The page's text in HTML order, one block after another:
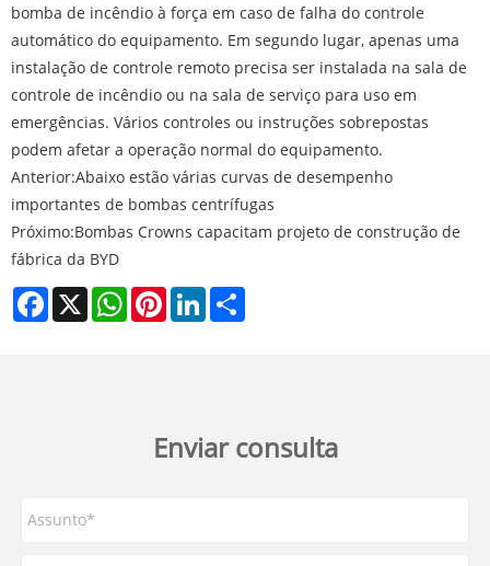
bomba de incêndio à força em caso de falha do controle
automático do equipamento. Em segundo lugar, apenas uma
instalação de controle remoto precisa ser instalada na sala de
controle de incêndio ou na sala de serviço para uso em
emergências. Vários controles ou instruções sobrepostas
podem afetar a operação normal do equipamento.
Anterior:Abaixo estão várias curvas de desempenho
importantes de bombas centrífugas
Próximo:Bombas Crowns capacitam projeto de construção de
fábrica da BYD
Facebook
X WhatsAppPinterestLinkedIn
Enviar consulta